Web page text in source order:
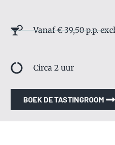
Vanaf € 39,50 p.p.
Circa 2 uur
BOEK DE TASTINGROOM